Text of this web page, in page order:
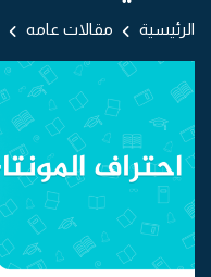
الرئيسية مقالات عامه